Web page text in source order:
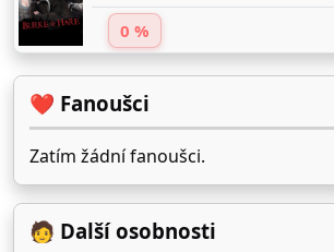
0 %
❤️ Fanoušci
Zatím žádní fanoušci.
🧑 Další osobnosti